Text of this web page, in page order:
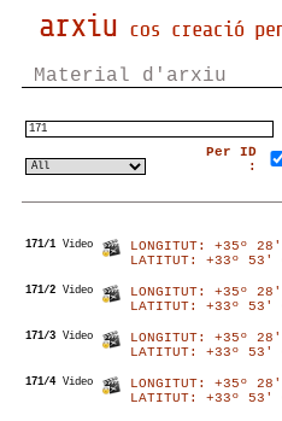
Material d'arxiu
Per ID
:
171/1 Video
LONGITUT: +35º
LATITUT: +33º
171/2 Video
LONGITUT: +35º
LATITUT: +33º
171/3 Video
LONGITUT: +35º
LATITUT: +33º
171/4 Video
LONGITUT: +35º
LATITUT: +33º